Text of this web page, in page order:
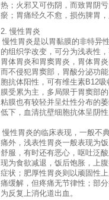
热；火邪又可伤阴，而致胃阴
瘀；胃痛经久不愈，损伤脾胃
2. 慢性胃炎
慢性胃炎是以胃黏膜的非特异
的组织学改变，可分为浅表性
胃体胃炎和胃窦胃炎，胃体胃
而不侵犯胃窦部，胃酸分泌功
胞抗体阳性，可有维生素B12吸
膜受累为主，多局限于胃窦部
粘膜也有较轻并呈灶性分布的
低下，血清抗壁细胞抗体呈阴
慢性胃炎的临床表现，一般不
痛外，浅表性胃炎一般表现为
舒服，有时还有恶心，呕吐泛
现为食欲减退，饭后饱胀，上
症状；肥厚性胃炎则以顽固性
痛缓解，但疼痛无节律性；部
为反复上消化道出血。